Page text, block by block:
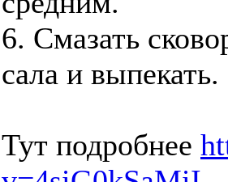
6. Смазать
сала и выпекать.
Тут подробнее